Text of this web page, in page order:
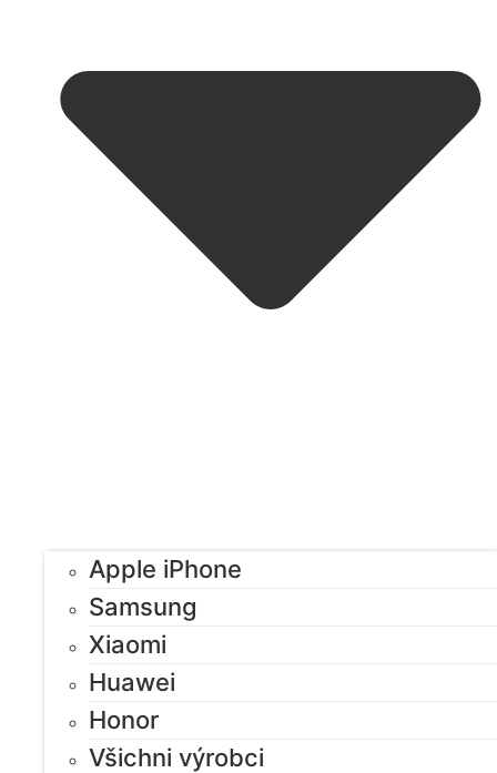
Apple iPhone
Samsung
Xiaomi
Huawei
Honor
Všichni výrobci